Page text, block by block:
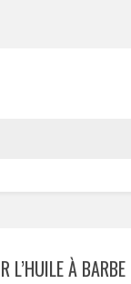
L’HUILE À BARBE